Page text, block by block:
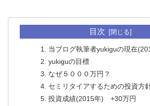
目次
当ブログ執筆者yukiguの現在
yukiguの目標
なぜ５０００万円？
セミリタイアするための投資方
投資成績(2015年) +30万円